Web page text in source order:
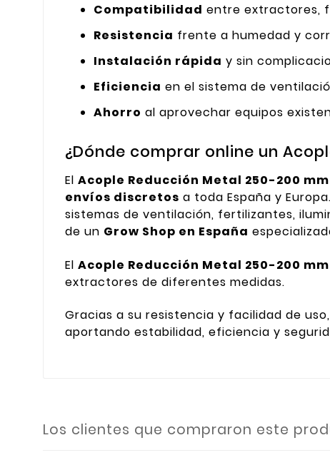
Compatibilidad entre extractores,
Resistencia frente a humedad y
Instalación rápida y sin
Eficiencia en el sistema de
Ahorro al aprovechar equipos
¿Dónde comprar online un
El Acople Reducción Metal 250-200 mm
envíos discretos a toda España y
sistemas de ventilación, fertilizantes,
de un Grow Shop en España
El Acople Reducción Metal 250-200 mm
extractores de diferentes medidas.
Gracias a su resistencia y facilidad de
aportando estabilidad, eficiencia y
Los clientes que compraron este